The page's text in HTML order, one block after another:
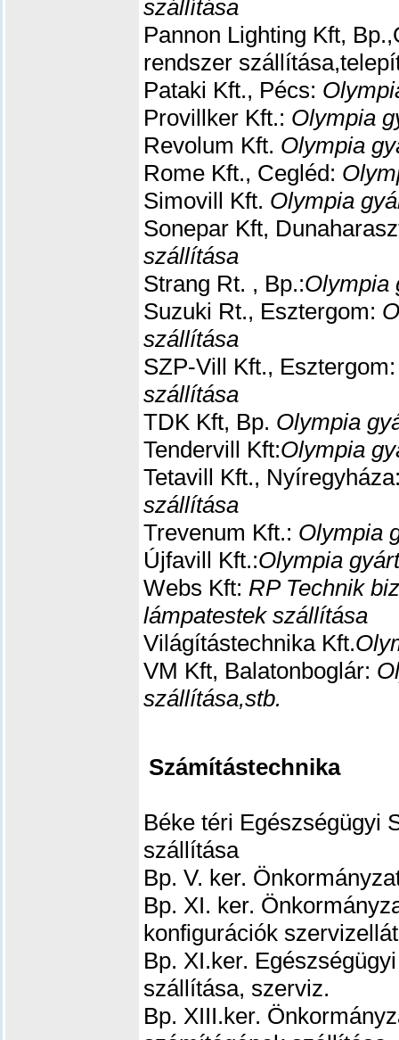
szállítása
Pannon Lighting Kft,
rendszer
Pataki Kft., Pécs:
Provillker Kft.: Olympia
Revolum Kft. Olympia
Rome Kft., Cegléd:
Simovill Kft. Olympia
Sonepar Kft,
szállítása
Strang Rt. , Bp.:Olympia
Suzuki Rt., Esztergom:
szállítása
SZP-Vill Kft.,
szállítása
TDK Kft, Bp. Olympia
Tendervill Kft:Olympia
Tetavill Kft.,
szállítása
Trevenum Kft.: Olympia
Újfavill Kft.:Olympia
Webs Kft: RP Technik
lámpatestek szállítása
Világítástechnika Kft.
VM Kft, Balatonboglár:
szállítása,stb.
Számítástechnika
Béke téri Egészségügyi
szállítása
Bp. V. ker.
Bp. XI. ker.
konfigurációk
Bp. XI.ker.
szállítása, szerviz.
Bp. XIII.ker.